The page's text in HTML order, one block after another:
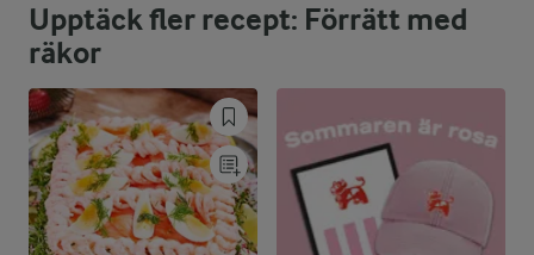
Fett:
15,5 %
2,5 g
Kolhydrater:
43,8 %
15,4 g
Upptäck fler recept: Förrätt med
räkor